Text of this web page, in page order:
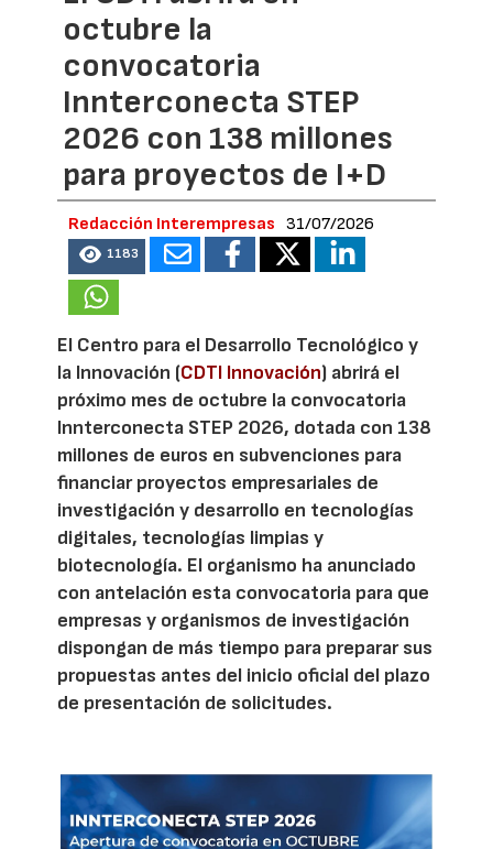
octubre la
convocatoria
Innterconecta STEP
2026 con 138 millones
para proyectos de I+D
Redacción Interempresas 31/07/2026
1183
El Centro para el Desarrollo Tecnológico y
la Innovación (CDTI Innovación) abrirá el
próximo mes de octubre la convocatoria
Innterconecta STEP 2026, dotada con 138
millones de euros en subvenciones para
financiar proyectos empresariales de
investigación y desarrollo en tecnologías
digitales, tecnologías limpias y
biotecnología. El organismo ha anunciado
con antelación esta convocatoria para que
empresas y organismos de investigación
dispongan de más tiempo para preparar sus
propuestas antes del inicio oficial del plazo
de presentación de solicitudes.